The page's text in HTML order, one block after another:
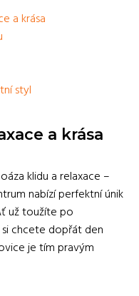
a krása
styl
a krása
klidu a relaxace –
nabízí perfektní únik
už toužíte po
chcete dopřát den
je tím pravým